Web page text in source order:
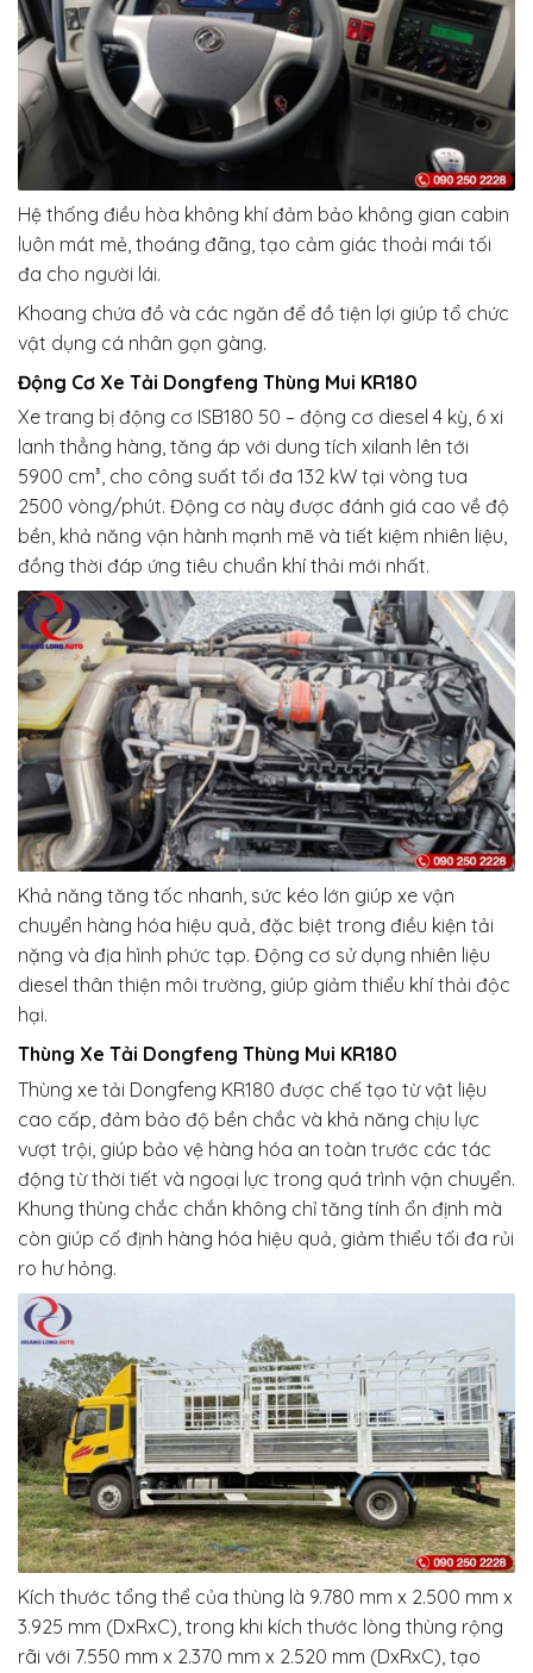
Hệ thống điều hòa không khí đảm bảo không gian cabin
luôn mát mẻ, thoáng đãng, tạo cảm giác thoải mái tối
đa cho người lái.
Khoang chứa đồ và các ngăn để đồ tiện lợi giúp tổ chức
vật dụng cá nhân gọn gàng.
Động Cơ Xe Tải Dongfeng Thùng Mui KR180
Xe trang bị động cơ ISB180 50 – động cơ diesel 4 kỳ, 6 xi
lanh thẳng hàng, tăng áp với dung tích xilanh lên tới
5900 cm³, cho công suất tối đa 132 kW tại vòng tua
2500 vòng/phút. Động cơ này được đánh giá cao về độ
bền, khả năng vận hành mạnh mẽ và tiết kiệm nhiên liệu,
đồng thời đáp ứng tiêu chuẩn khí thải mới nhất.
Khả năng tăng tốc nhanh, sức kéo lớn giúp xe vận
chuyển hàng hóa hiệu quả, đặc biệt trong điều kiện tải
nặng và địa hình phức tạp. Động cơ sử dụng nhiên liệu
diesel thân thiện môi trường, giúp giảm thiểu khí thải độc
hại.
Thùng Xe Tải Dongfeng Thùng Mui KR180
Thùng xe tải Dongfeng KR180 được chế tạo từ vật liệu
cao cấp, đảm bảo độ bền chắc và khả năng chịu lực
vượt trội, giúp bảo vệ hàng hóa an toàn trước các tác
động từ thời tiết và ngoại lực trong quá trình vận chuyển.
Khung thùng chắc chắn không chỉ tăng tính ổn định mà
còn giúp cố định hàng hóa hiệu quả, giảm thiểu tối đa rủi
ro hư hỏng.
Kích thước tổng thể của thùng là 9.780 mm x 2.500 mm x
3.925 mm (DxRxC), trong khi kích thước lòng thùng rộng
rãi với 7.550 mm x 2.370 mm x 2.520 mm (DxRxC), tạo